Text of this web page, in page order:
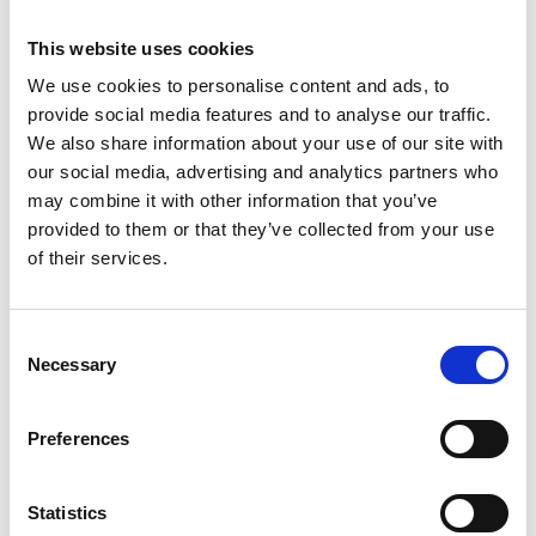
This website uses cookies
We use cookies to personalise content and ads, to
provide social media features and to analyse our traffic.
We also share information about your use of our site with
our social media, advertising and analytics partners who
may combine it with other information that you’ve
provided to them or that they’ve collected from your use
of their services.
Selection
Necessary
Preferences
Statistics